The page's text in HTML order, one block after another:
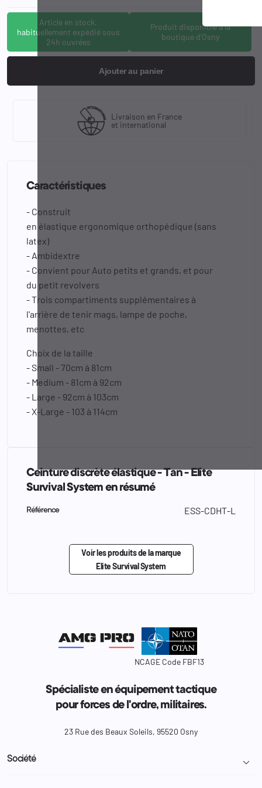
Article en stock,
habituellement expédié sous
24h ouvrées
Produit disponible à la
boutique d'Osny
Ajouter au panier
Livraison en France
et international
Caractéristiques
- Construit
en élastique ergonomique orthopédique (sans
latex)
- Ambidextre
- Convient pour Auto petits et grands, et pour
du petit revolvers
- Trois compartiments supplémentaires à
l'arrière de tenir mags, lampe de poche,
menottes, etc
Choix de la taille
-Small -70cm à 81cm
- Medium - 81cm à 92cm
- Large - 92cm à 103cm
-X-Large - 103 à 114cm
Ceinture discrète élastique - Tan - Elite
Survival System en résumé
Référence ESS-CDHT-L
Voir les produits de la marque
Elite Survival System
NCAGE Code FBF13
Spécialiste en équipement tactique
pour forces de l'ordre, militaires.
23 Rue des Beaux Soleils, 95520 Osny
Société 